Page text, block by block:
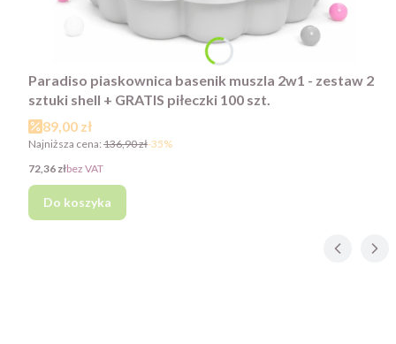
Paradiso piaskownica basenik muszla 2w1 - zestaw 2
sztuki shell + GRATIS piłeczki 100 szt.
Cena promocyjna
89,00 zł
Najniższa cena: 136,90 zł-35%
Cena
72,36 złbez VAT
Do koszyka